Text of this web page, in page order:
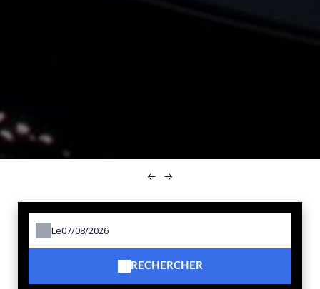
Le
RECHERCHER